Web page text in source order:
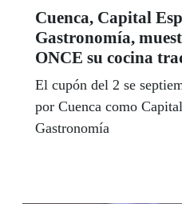
Cuenca, Capital
Gastronomía,
ONCE su cocina
El cupón del 2 se
por Cuenca como
Gastronomía